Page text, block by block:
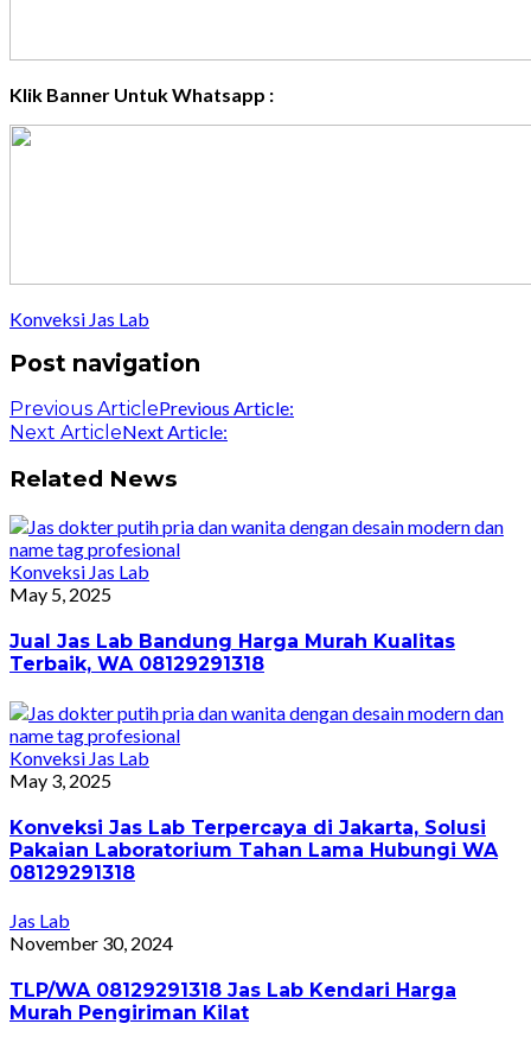
Klik Banner Untuk Whatsapp :
Konveksi Jas Lab
Post navigation
Previous ArticlePrevious Article:
Next ArticleNext Article:
Related News
Konveksi Jas Lab
May 5, 2025
Jual Jas Lab Bandung Harga Murah Kualitas
Terbaik, WA 08129291318
Konveksi Jas Lab
May 3, 2025
Konveksi Jas Lab Terpercaya di Jakarta, Solusi
Pakaian Laboratorium Tahan Lama Hubungi WA
08129291318
Jas Lab
November 30, 2024
TLP/WA 08129291318 Jas Lab Kendari Harga
Murah Pengiriman Kilat